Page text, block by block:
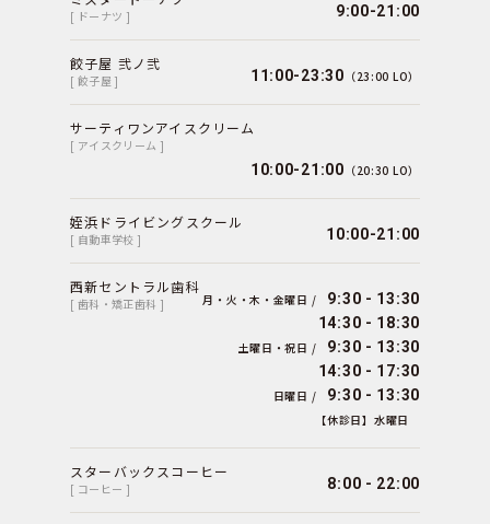
[ ドーナツ ] 9:00-21:00
餃子屋 弐ノ弐
[ 餃子屋 ] 11:00-23:30 （23:00 LO）
サーティワンアイスクリーム
[ アイスクリーム ]
10:00-21:00 （20:30 LO）
姪浜ドライビングスクール
[ 自動車学校 ] 10:00-21:00
西新セントラル歯科
[ 歯科・矯正歯科 ] 月・火・木・金曜日 /
9:30 - 13:30
14:30 - 18:30
土曜日・祝日 /
9:30 - 13:30
14:30 - 17:30
日曜日 / 9:30 - 13:30
【休診日】水曜日
スターバックスコーヒー
[ コーヒー ] 8:00 - 22:00